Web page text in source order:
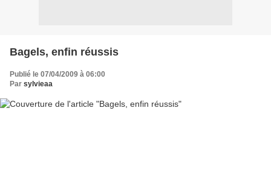
Bagels, enfin réussis
Publié le 07/04/2009 à 06:00
Par sylvieaa